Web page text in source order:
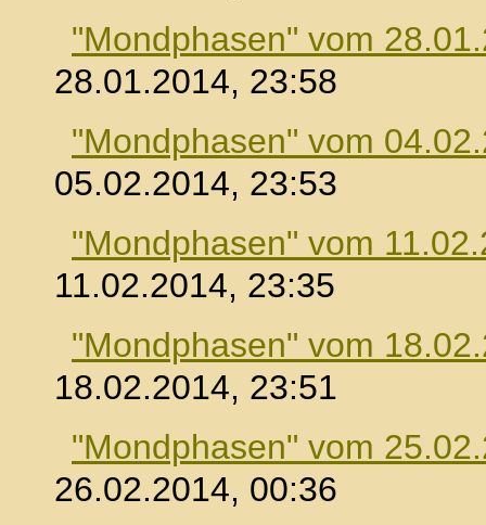
"Mondphasen" vom
28.01.2014, 23:58
"Mondphasen" vom
05.02.2014, 23:53
"Mondphasen" vom
11.02.2014, 23:35
"Mondphasen" vom
18.02.2014, 23:51
"Mondphasen" vom
26.02.2014, 00:36